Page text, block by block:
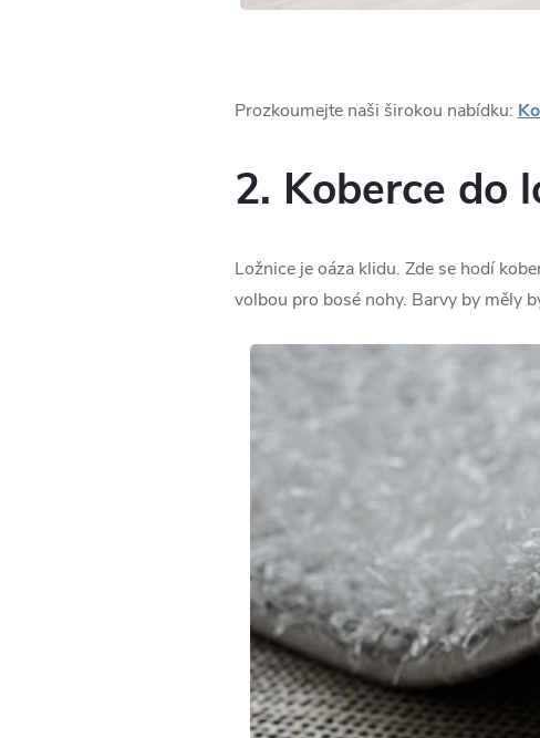
Prozkoumejte naši širokou nabídku:
2. Koberce do
Ložnice je oáza klidu. Zde se hodí
volbou pro bosé nohy. Barvy by měly